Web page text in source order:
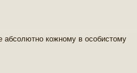
абсолютно кожному в особистому